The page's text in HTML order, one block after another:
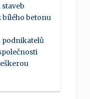
bílého betonu
podnikatelů